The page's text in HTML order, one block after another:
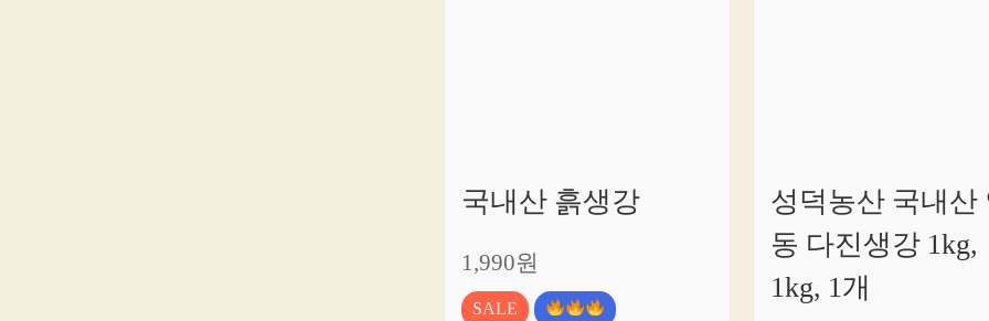
국내산 흙생강
1,990원
SALE
성덕농산 국내산
동 다진생강 1kg,
1kg, 1개